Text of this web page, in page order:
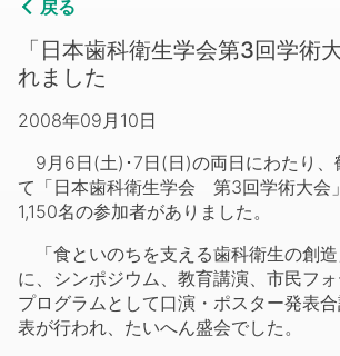
戻る
「日本歯科衛生学会第3回学術
れました
2008年09月10日
9月6日(土)･7日(日)の両日にわたり、
て「日本歯科衛生学会 第3回学術大会
1,150名の参加者がありました。
「食といのちを支える歯科衛生の創
に、シンポジウム、教育講演、市民フ
プログラムとして口演・ポスター発表
表が行われ、たいへん盛会でした。